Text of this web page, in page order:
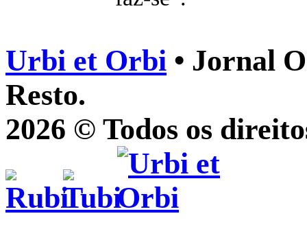
Urbi et Orbi • Jornal
Resto.
2026 © Todos os